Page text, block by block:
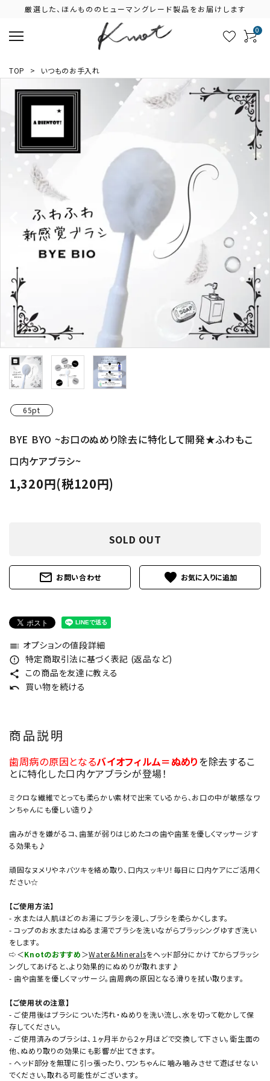
厳選した、ほんもののヒューマングレード製品をお届けします
0
TOP > いつものお手入れ
65pt
BYE BYO ~お口のぬめり除去に特化して開発★ふわもこ
口内ケアブラシ~
1,320円(税120円)
SOLD OUT
mail_outline お問い合わせ favorite
toc オプションの値段詳細
error_outline 特定商取引法に基づく表記 (返品など)
share この商品を友達に教える
undo 買い物を続ける
商品説明
歯周病の原因となるバイオフィルム＝ぬめりを除去するこ
とに特化した口内ケアブラシが登場！
ミクロな繊維でとっても柔らかい素材で出来ているから、お口の中が敏感なワ
ンちゃんにも優しい造り♪
歯みがきを嫌がるコ、歯茎が弱りはじめたコの歯や歯茎を優しくマッサージす
る効果も♪
頑固なヌメリやネバツキを絡め取り、口内スッキリ！毎日に口内ケアにご活用く
ださい☆
【ご使用方法】
- 水または人肌ほどのお湯にブラシを浸し、ブラシを柔らかくします。
- コップのお水またはぬるま湯でブラシを洗いながらブラッシングゆすぎ洗い
をします。
⇨＜Knotのおすすめ＞Water&Mineralsをヘッド部分にかけてからブラッシ
ングしてあげると、より効果的にぬめりが取れます♪
- 歯や歯茎を優しくマッサージ。歯周病の原因となる滑りを拭い取ります。
【ご使用状の注意】
- ご使用後はブラシについた汚れ・ぬめりを洗い流し、水を切って乾かして保
存してください。
- ご使用済みのブラシは、１ヶ月半から２ヶ月ほどで交換して下さい。衛生面の
他、ぬめり取りの効果にも影響が出てきます。
- ヘッド部分を無理に引っ張ったり、ワンちゃんに噛み噛みさせて遊ばせない
でください。取れる可能性がございます。